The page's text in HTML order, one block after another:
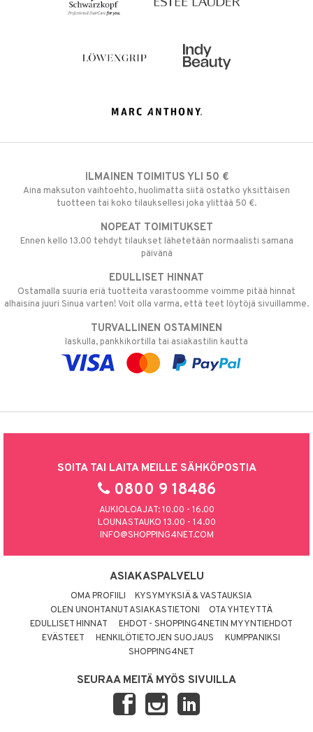
ILMAINEN TOIMITUS YLI 50 €
Aina maksuton vaihtoehto, huolimatta siitä ostatko yksittäisen
tuotteen tai koko tilauksellesi joka ylittää 50 €.
NOPEAT TOIMITUKSET
Ennen kello 13.00 tehdyt tilaukset lähetetään normaalisti samana
päivänä
EDULLISET HINNAT
Ostamalla suuria eriä tuotteita varastoomme voimme pitää hinnat
alhaisina juuri Sinua varten! Voit olla varma, että teet löytöjä sivuillamme.
TURVALLINEN OSTAMINEN
laskulla, pankkikortilla tai asiakastilin kautta
SOITA TAI LAITA MEILLE SÄHKÖPOSTIA
0800 9 18486
AUKIOLOAJAT: 10.00 - 16.00
LOUNASTAUKO 13.00 - 14.00
INFO@SHOPPING4NET.COM
ASIAKASPALVELU
OMA PROFIILI
KYSYMYKSIÄ & VASTAUKSIA
OLEN UNOHTANUT ASIAKASTIETONI
OTA YHTEYTTÄ
EDULLISET HINNAT
EHDOT - SHOPPING4NETIN MYYNTIEHDOT
EVÄSTEET
HENKILÖTIETOJEN SUOJAUS
KUMPPANIKSI
SHOPPING4NET
SEURAA MEITÄ MYÖS SIVUILLA